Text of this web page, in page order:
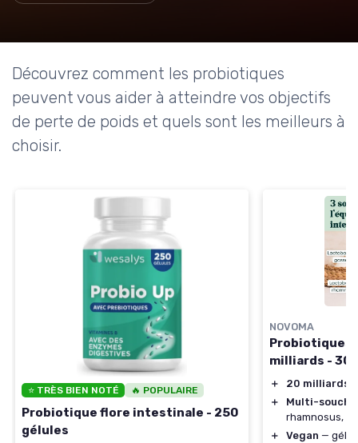
Découvrez comment les probiotiques
peuvent vous aider à atteindre vos objectifs
de perte de poids et quels sont les meilleurs à
choisir.
⭐ TRÈS BIEN NOTÉ 🔥 POPULAIRE
Probiotique flore intestinale - 250
gélules
NOVOMA
Probiotiques
milliards - 30
＋
20 milliards
＋
Multi-
rhamnosus,
＋
Vegan —